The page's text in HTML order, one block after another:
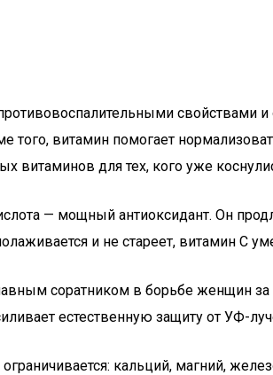
свойствами
того, витамин помогает
витаминов для тех, кого уже
— мощный антиоксидант. Он
и не стареет, витамин С
соратником в борьбе женщин
естественную защиту от УФ-
кальций, магний,